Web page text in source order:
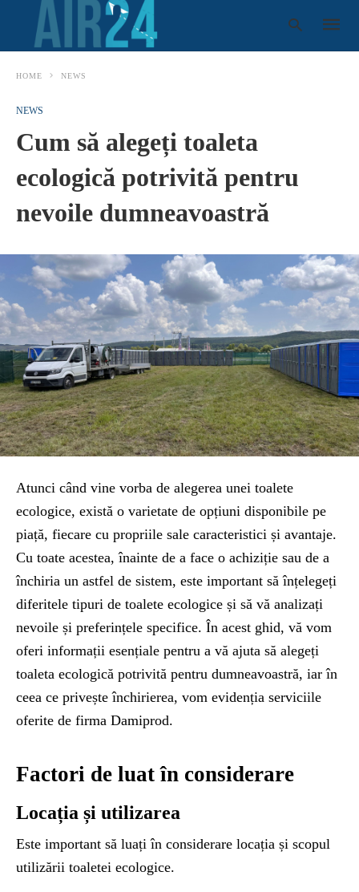
HOME NEWS
NEWS
Cum să alegeți toaleta
ecologică potrivită pentru
nevoile dumneavoastră
Atunci când vine vorba de alegerea unei toalete
ecologice, există o varietate de opțiuni disponibile pe
piață, fiecare cu propriile sale caracteristici și avantaje.
Cu toate acestea, înainte de a face o achiziție sau de a
închiria un astfel de sistem, este important să înțelegeți
diferitele tipuri de toalete ecologice și să vă analizați
nevoile și preferințele specifice. În acest ghid, vă vom
oferi informații esențiale pentru a vă ajuta să alegeți
toaleta ecologică potrivită pentru dumneavoastră, iar în
ceea ce privește închirierea, vom evidenția serviciile
oferite de firma Damiprod.
Factori de luat în considerare
Locația și utilizarea
Este important să luați în considerare locația și scopul
utilizării toaletei ecologice.